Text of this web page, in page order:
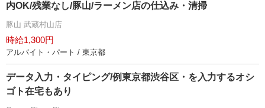
内OK/残業なし/豚山/ラーメン店の仕込み・清掃
豚山 武蔵村山店
時給1,300円
アルバイト・パート / 東京都
データ入力・タイピング/例東京都渋谷区・を入力するオシ
ゴト在宅もあり